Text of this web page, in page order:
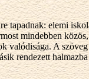
tapadnak: elemi
mindebben
valódisága. A
rendezett